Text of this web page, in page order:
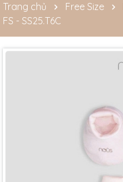
Trang chủ Free Size
FS - SS25.T6C